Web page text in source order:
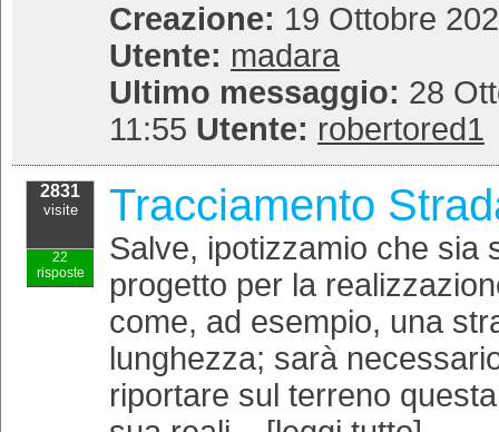
Creazione: 19 Ottobre
Utente: madara
Ultimo messaggio: 28
11:55 Utente: robertored1
2831
visite
22
risposte
Tracciamento
Salve, ipotizzamio che sia
progetto per la
come, ad esempio, una
lunghezza; sarà
riportare sul terreno